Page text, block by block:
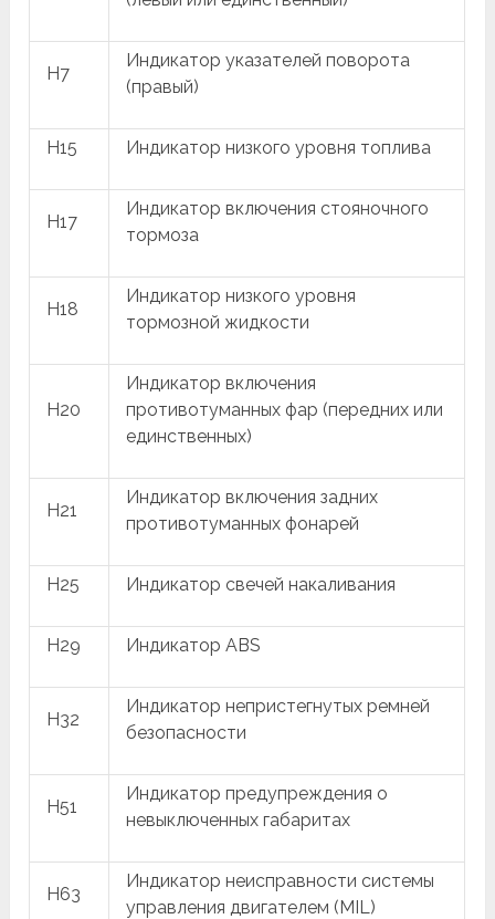
H7
Индикатор указателей поворота
(правый)
H15 Индикатор низкого уровня топлива
H17
Индикатор включения стояночного
тормоза
H18
Индикатор низкого уровня
тормозной жидкости
H20
Индикатор включения
противотуманных фар (передних или
единственных)
H21
Индикатор включения задних
противотуманных фонарей
H25 Индикатор свечей накаливания
H29 Индикатор ABS
H32
Индикатор непристегнутых ремней
безопасности
H51
Индикатор предупреждения о
невыключенных габаритах
H63
Индикатор неисправности системы
управления двигателем (MIL)